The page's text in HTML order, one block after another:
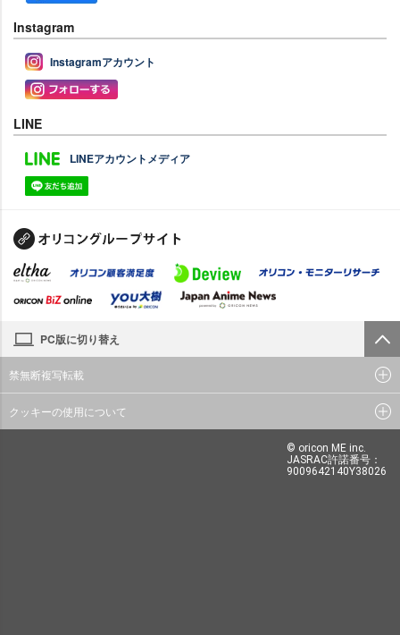
Instagram
Instagramアカウント
LINE
LINEアカウントメディア
PC版に切り替え
禁無断複写転載
クッキーの使用について
© oricon ME inc.
JASRAC許諾番号：
9009642140Y38026